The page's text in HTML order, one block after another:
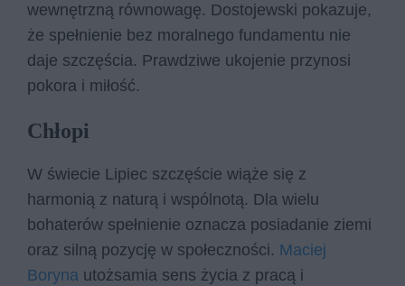
wewnętrzną równowagę. Dostojewski pokazuje,
że spełnienie bez moralnego fundamentu nie
daje szczęścia. Prawdziwe ukojenie przynosi
pokora i miłość.
Chłopi
W świecie Lipiec szczęście wiąże się z
harmonią z naturą i wspólnotą. Dla wielu
bohaterów spełnienie oznacza posiadanie ziemi
oraz silną pozycję w społeczności. Maciej
Boryna utożsamia sens życia z pracą i